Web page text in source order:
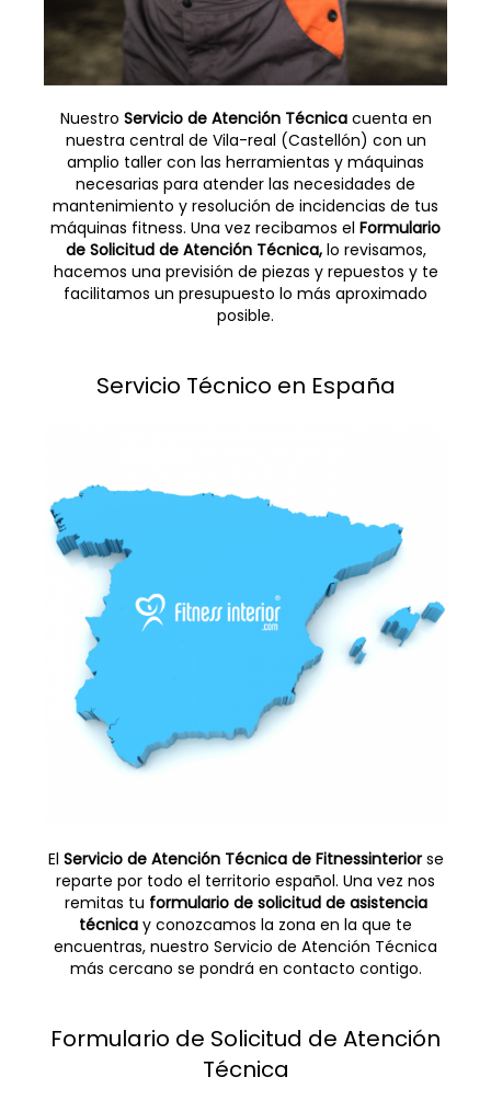
Nuestro Servicio de Atención Técnica cuenta en
nuestra central de Vila-real (Castellón) con un
amplio taller con las herramientas y máquinas
necesarias para atender las necesidades de
mantenimiento y resolución de incidencias de tus
máquinas fitness. Una vez recibamos el Formulario
de Solicitud de Atención Técnica, lo revisamos,
hacemos una previsión de piezas y repuestos y te
facilitamos un presupuesto lo más aproximado
posible.
Servicio Técnico en España
El Servicio de Atención Técnica de Fitnessinteriorse
reparte por todo el territorio español. Una vez nos
remitas tu formulario de solicitud de asistencia
técnica y conozcamos la zona en la que te
encuentras, nuestro Servicio de Atención Técnica
más cercano se pondrá en contacto contigo.
Formulario de Solicitud de Atención
Técnica